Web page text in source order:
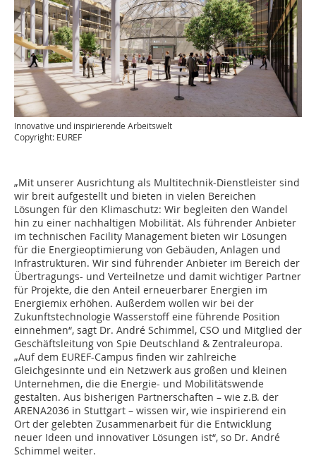
Innovative und inspirierende Arbeitswelt
Copyright: EUREF
„Mit unserer Ausrichtung als Multitechnik-Dienstleister sind
wir breit aufgestellt und bieten in vielen Bereichen
Lösungen für den Klimaschutz: Wir begleiten den Wandel
hin zu einer nachhaltigen Mobilität. Als führender Anbieter
im technischen Facility Management bieten wir Lösungen
für die Energieoptimierung von Gebäuden, Anlagen und
Infrastrukturen. Wir sind führender Anbieter im Bereich der
Übertragungs- und Verteilnetze und damit wichtiger Partner
für Projekte, die den Anteil erneuerbarer Energien im
Energiemix erhöhen. Außerdem wollen wir bei der
Zukunftstechnologie Wasserstoff eine führende Position
einnehmen“, sagt Dr. André Schimmel, CSO und Mitglied der
Geschäftsleitung von Spie Deutschland & Zentraleuropa.
„Auf dem EUREF-Campus finden wir zahlreiche
Gleichgesinnte und ein Netzwerk aus großen und kleinen
Unternehmen, die die Energie- und Mobilitätswende
gestalten. Aus bisherigen Partnerschaften – wie z.B. der
ARENA2036 in Stuttgart – wissen wir, wie inspirierend ein
Ort der gelebten Zusammenarbeit für die Entwicklung
neuer Ideen und innovativer Lösungen ist“, so Dr. André
Schimmel weiter.